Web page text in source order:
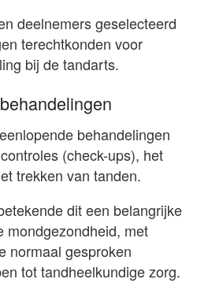
deelnemers geselecteerd
terechtkonden voor
bij de tandarts.
behandelingen
(check-ups), het
trekken van tanden.
dit een belangrijke
mondgezondheid, met
normaal gesproken
tot tandheelkundige zorg.